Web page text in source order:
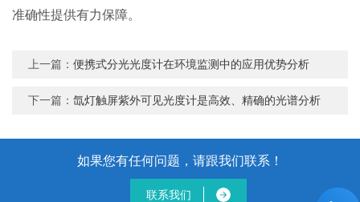
准确性提供有力保障。
上一篇：便携式分光光度计在环境监测中的应用优势分析
下一篇：氙灯触屏紫外可见光度计是高效、精确的光谱分析
如果您有任何问题，请跟我们联系！
联系我们